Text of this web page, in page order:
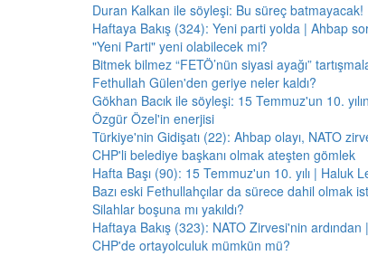
Duran Kalkan ile söyleşi: Bu süreç batmayacak!
Haftaya Bakış (324): Yeni parti yolda | Ahbap
"Yeni Parti" yeni olabilecek mi?
Bitmek bilmez “FETÖ’nün siyasi ayağı”
Fethullah Gülen'den geriye neler kaldı?
Gökhan Bacık ile söyleşi: 15 Temmuz'un 10.
Özgür Özel'in enerjisi
Türkiye'nin Gidişatı (22): Ahbap olayı, NATO
CHP'li belediye başkanı olmak ateşten gömlek
Hafta Başı (90): 15 Temmuz'un 10. yılı | Haluk
Bazı eski Fethullahçılar da sürece dahil olmak
Silahlar boşuna mı yakıldı?
Haftaya Bakış (323): NATO Zirvesi'nin
CHP'de ortayolculuk mümkün mü?